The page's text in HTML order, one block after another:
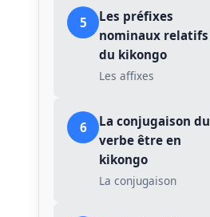
5
Les préfixes
nominaux relatifs
du kikongo
Les affixes
6
La conjugaison du
verbe être en
kikongo
La conjugaison